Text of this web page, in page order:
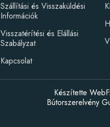
Szállítási és Visszaküldési
Információk
Visszatérítési és Elállási
Szabályzat
Kapcsolat
Készítette
Bútorszerelvény